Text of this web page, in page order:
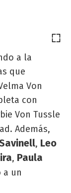
a la
que
Von
con
Von Tussle
Además,
, Leo
, Paula
a un